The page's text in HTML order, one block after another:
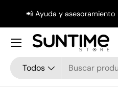
Ir al contenido
📲 Ayuda y asesoramiento
Buscar
Tipo de producto
Todos
Menú